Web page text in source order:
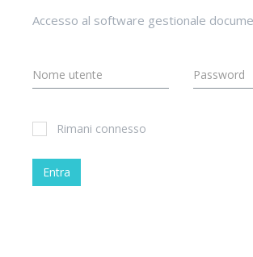
Accesso al software gestionale
Rimani connesso
Entra